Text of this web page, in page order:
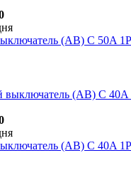
(АВ) C 50A
(АВ) C 40A